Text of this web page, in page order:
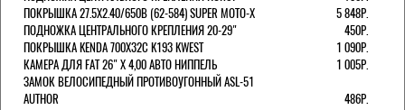
ПОКРЫШКА 27.5X2.40/650B (62-584) SUPER MOTO-X
5 848Р.
ПОДНОЖКА ЦЕНТРАЛЬНОГО КРЕПЛЕНИЯ 20-29"
450Р.
ПОКРЫШКА KENDA 700Х32С K193 KWEST
1 090Р.
КАМЕРА ДЛЯ FAT 26" X 4,00 АВТО НИППЕЛЬ
1 005Р.
ЗАМОК ВЕЛОСИПЕДНЫЙ ПРОТИВОУГОННЫЙ ASL-51
AUTHOR
486Р.